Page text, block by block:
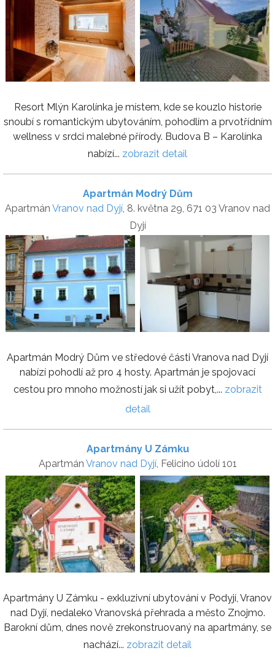
Resort Mlýn Karolínka je místem, kde se kouzlo historie
snoubí s romantickým ubytováním, pohodlím a prvotřídním
wellness v srdci malebné přírody. Budova B – Karolínka
nabízí... zobrazit detail
Apartmán Modrý Dům
Apartmán Vranov nad Dyjí , 8. května 29, 671 03 Vranov nad
Dyjí
Apartmán Modrý Dům ve středové části Vranova nad Dyjí
nabízí pohodlí až pro 4 hosty. Apartmán je spojovací
cestou pro mnoho možností jak si užít pobyt,... zobrazit
detail
Apartmány U Zámku
Apartmán Vranov nad Dyjí, Felicino údolí 101
Apartmány U Zámku - exkluzivní ubytování v Podyjí, Vranov
nad Dyjí, nedaleko Vranovská přehrada a město Znojmo.
Barokní dům, dnes nově zrekonstruovaný na apartmány, se
nachází... zobrazit detail